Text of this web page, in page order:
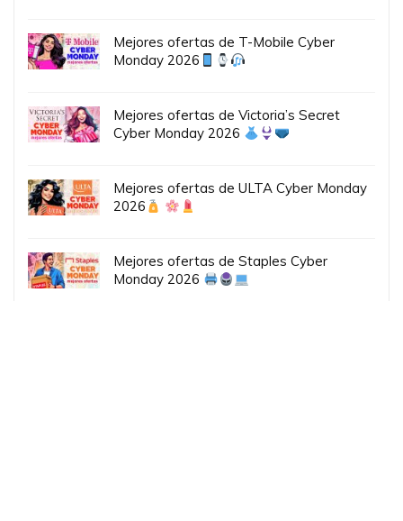
Mejores ofertas de T-Mobile Cyber
Monday 2026
Mejores ofertas de Victoria’s Secret
Cyber Monday 2026
Mejores ofertas de ULTA Cyber Monday
2026
Mejores ofertas de Staples Cyber
Monday 2026